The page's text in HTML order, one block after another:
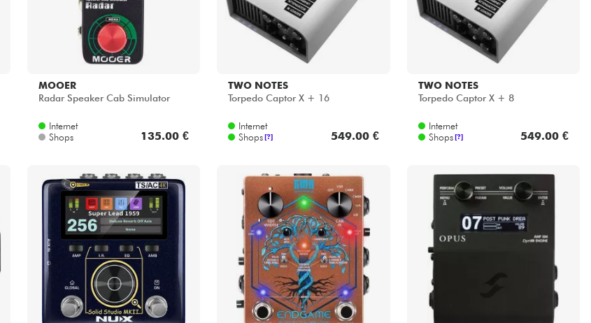
MOOER
Radar Speaker Cab Simulator
Internet
Shops
135.00 €
TWO NOTES
Torpedo Captor X + 16
Internet
Shops [?] 549.00 €
TWO NOTES
Torpedo Captor X + 8
Internet
Shops [?] 549.00 €